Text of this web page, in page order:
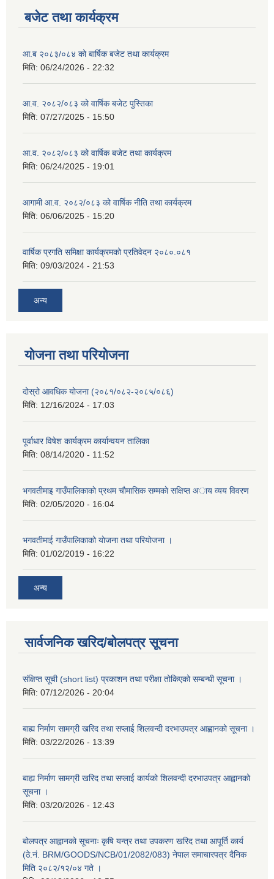
बजेट तथा कार्यक्रम
आ.ब २०८३/०८४ को बार्षिक बजेट तथा कार्यक्रम
मिति: 06/24/2026 - 22:32
आ.व. २०८२/०८३ को वार्षिक बजेट पुस्तिका
मिति: 07/27/2025 - 15:50
आ.व. २०८२/०८३ को वार्षिक बजेट तथा कार्यक्रम
मिति: 06/24/2025 - 19:01
आगामी आ.व. २०८२/०८३ को वार्षिक नीति तथा कार्यक्रम
मिति: 06/06/2025 - 15:20
वार्षिक प्रगति समिक्षा कार्यक्रमको प्रतिवेदन २०८०.०८१
मिति: 09/03/2024 - 21:53
अन्य
योजना तथा परियोजना
दोस्रो आवधिक योजना (२०८१/०८२-२०८५/०८६)
मिति: 12/16/2024 - 17:03
पूर्वाधार विषेश कार्यक्रम कार्यान्वयन तालिका
मिति: 08/14/2020 - 11:52
भगवतीमाइ गाउँपालिकाकाे प्रथम चाैमासिक सम्मकाे सक्षिप्त अाय व्यय विवरण
मिति: 02/05/2020 - 16:04
भगवतीमाई गाउँपालिकाको याेजना तथा परियाेजना ।
मिति: 01/02/2019 - 16:22
अन्य
सार्वजनिक खरिद/बोलपत्र सूचना
संक्षिप्त सूची (short list) प्रकाशन तथा परीक्षा तोकिएको सम्बन्धी सूचना ।
मिति: 07/12/2026 - 20:04
बाह्य निर्माण सामग्री खरिद तथा सप्लाई शिलवन्दी दरभाउपत्र आह्वानको सूचना ।
मिति: 03/22/2026 - 13:39
बाह्य निर्माण सामग्री खरिद तथा सप्लाई कार्यको शिलवन्दी दरभाउपत्र आह्वानको
सूचना ।
मिति: 03/20/2026 - 12:43
बोलपत्र आह्वानको सूचनाः कृषि यन्त्र तथा उपकरण खरिद तथा आपूर्ति कार्य
(ठे.नं. BRM/GOODS/NCB/01/2082/083) नेपाल समाचारपत्र दैनिक
मिति २०८२/१२/०४ गते ।